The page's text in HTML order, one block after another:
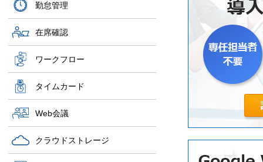
勤怠管理
在席確認
ワークフロー
タイムカード
Web会議
クラウドストレージ